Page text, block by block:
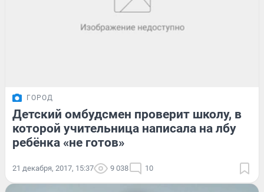
ГОРОД
Детский омбудсмен проверит школу, в
которой учительница написала на лбу
ребёнка «не готов»
21 декабря, 2017, 15:37 9 038 10